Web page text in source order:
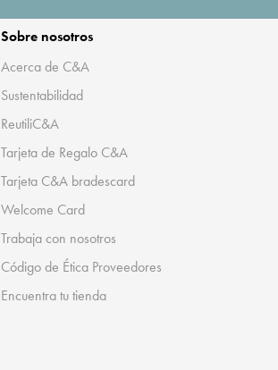
Sobre nosotros
Acerca de C&A
Sustentabilidad
ReutiliC&A
Tarjeta de Regalo C&A
Tarjeta C&A bradescard
Welcome Card
Trabaja con nosotros
Código de Ética Proveedores
Encuentra tu tienda